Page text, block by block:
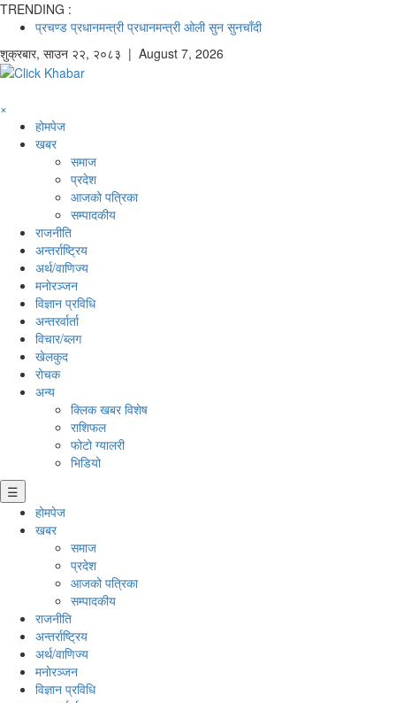
TRENDING :
प्रचण्ड प्रधानमन्त्री प्रधानमन्त्री ओली सुन सुनचाँदी
शुक्रबार, साउन २२, २०८३ | August 7, 2026
×
होमपेज
खबर
समाज
प्रदेश
आजको पत्रिका
सम्पादकीय
राजनीति
अन्तर्राष्ट्रिय
अर्थ/वाणिज्य
मनाेरञ्जन
विज्ञान प्रविधि
अन्तरर्वार्ता
विचार/ब्लग
खेलकुद
रोचक
अन्य
क्लिक खबर विशेष
राशिफल
फोटो ग्यालरी
भिडियो
☰
होमपेज
खबर
समाज
प्रदेश
आजको पत्रिका
सम्पादकीय
राजनीति
अन्तर्राष्ट्रिय
अर्थ/वाणिज्य
मनाेरञ्जन
विज्ञान प्रविधि